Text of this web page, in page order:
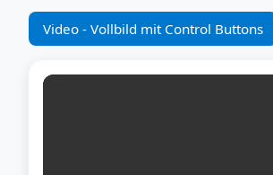
Video - Vollbild mit Control Buttons